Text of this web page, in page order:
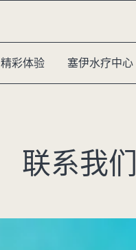
精彩体验 塞伊水疗中心
联系我们